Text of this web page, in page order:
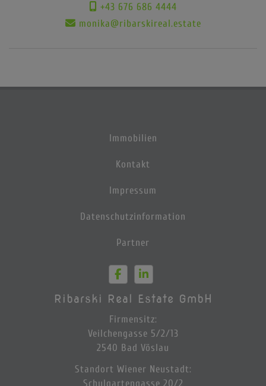
+43 676 686 4444
monika@ribarskireal.estate
Immobilien
Kontakt
Impressum
Datenschutzinformation
Partner
Ribarski Real Estate GmbH
Firmensitz:
Veilchengasse 5/2/13
2540 Bad Vöslau
Standort Wiener Neustadt:
Schulgartengasse 20/2